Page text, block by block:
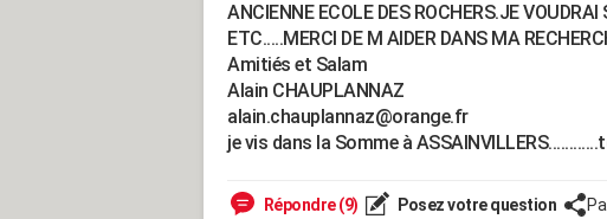
ANCIENNE ECOLE DES ROCHERS.JE
ETC.....MERCI DE M AIDER DANS MA
Amitiés et Salam
Alain CHAUPLANNAZ
alain.chauplannaz@orange.fr
je vis dans la Somme à
Répondre (9) Posez votre question